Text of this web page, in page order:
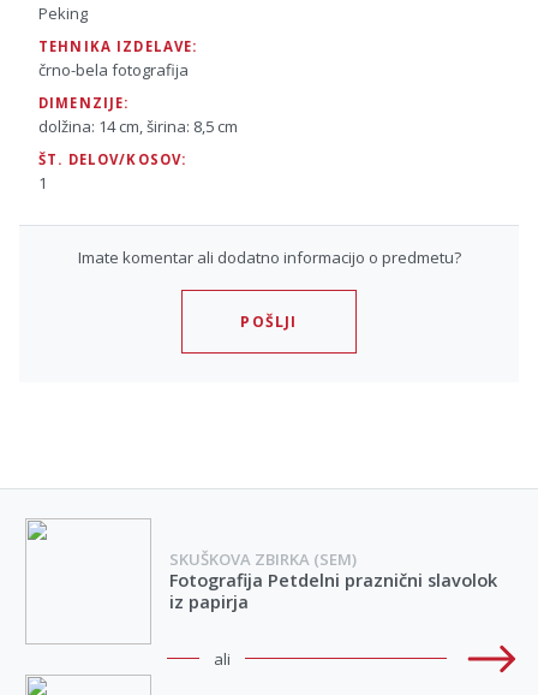
Peking
TEHNIKA IZDELAVE:
črno-bela fotografija
DIMENZIJE:
dolžina: 14 cm, širina: 8,5 cm
ŠT. DELOV/KOSOV:
1
Imate komentar ali dodatno informacijo o predmetu?
POŠLJI
SKUŠKOVA ZBIRKA (SEM)
Fotografija Petdelni praznični slavolok
iz papirja
ali